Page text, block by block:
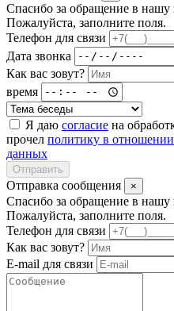
Спасибо за обращение в
Пожалуйста, заполните поля.
Телефон для связи
Дата звонка
Как вас зовут?
время
Я даю согласие на
прочел политику в
данных
Отправить
Отправка сообщения ×
Спасибо за обращение в
Пожалуйста, заполните поля.
Телефон для связи
Как вас зовут?
E-mail для связи